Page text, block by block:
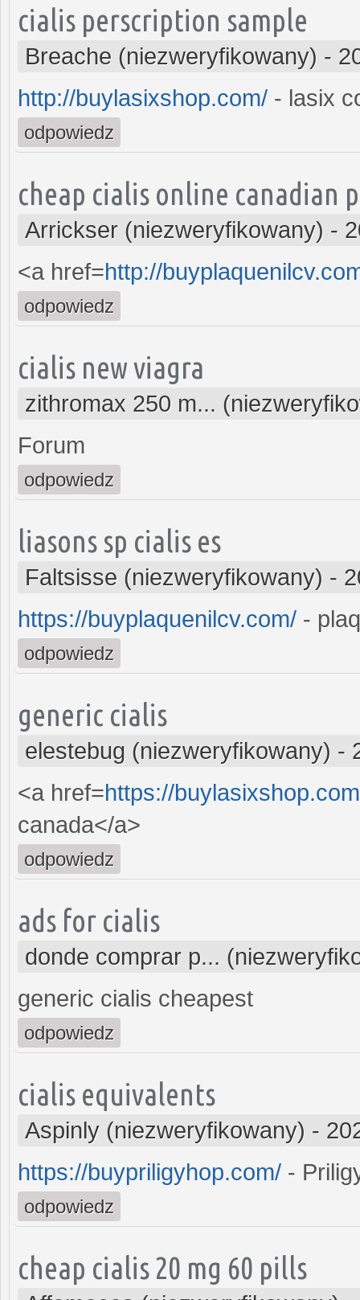
cialis perscription sample
Breache (niezweryfikowany) -
http://buylasixshop.com/ - lasix
odpowiedz
cheap cialis online canadian
Arrickser (niezweryfikowany) -
<a href=http://
odpowiedz
cialis new viagra
zithromax 250 m...
Forum
odpowiedz
liasons sp cialis es
Faltsisse (niezweryfikowany) -
https://buyplaquenilcv.com/ -
odpowiedz
generic cialis
elestebug (niezweryfikowany) -
<a href=https://
canada</a>
odpowiedz
ads for cialis
donde comprar p...
generic cialis cheapest
odpowiedz
cialis equivalents
Aspinly (niezweryfikowany) -
https://buypriligyhop.com/ -
odpowiedz
cheap cialis 20 mg 60 pills